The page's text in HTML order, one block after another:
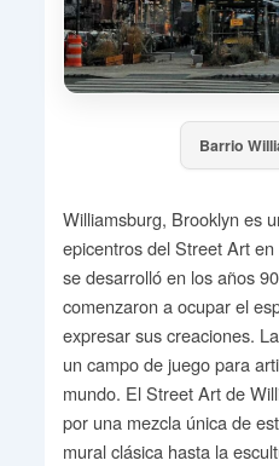
Barrio
Williamsburg, Brooklyn es
epicentros del Street Art
se desarrolló en los años
comenzaron a ocupar el
expresar sus creaciones.
un campo de juego para
mundo. El Street Art de
por una mezcla única de
mural clásica hasta la